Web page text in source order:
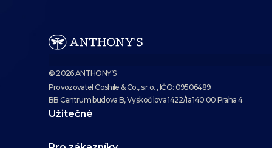
© 2026 ANTHONY’S
Provozovatel Coshile & Co., s.r.o. , IČO: 09506489
BB Centrum budova B, Vyskočilova 1422/1a 140 00 Praha 4
Užitečné